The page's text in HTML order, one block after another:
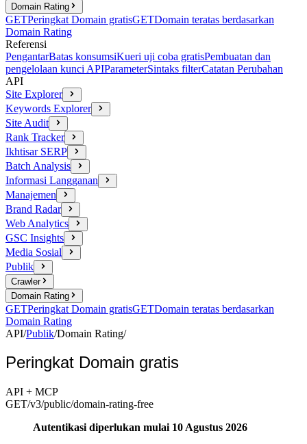
Domain Rating
GETPeringkat Domain gratisGETDomain teratas berdasarkan
Domain Rating
Referensi
PengantarBatas konsumsiKueri uji coba gratisPembuatan dan
pengelolaan kunci APIParameterSintaks filterCatatan Perubahan
API
Site Explorer
Keywords Explorer
Site Audit
Rank Tracker
Ikhtisar SERP
Batch Analysis
Informasi Langganan
Manajemen
Brand Radar
Web Analytics
GSC Insights
Media Sosial
Publik
Crawler
Domain Rating
GETPeringkat Domain gratisGETDomain teratas berdasarkan
Domain Rating
API/Publik/Domain Rating/
Peringkat Domain gratis
API + MCP
GET/v3/public/domain-rating-free
Autentikasi diperlukan mulai 10 Agustus 2026